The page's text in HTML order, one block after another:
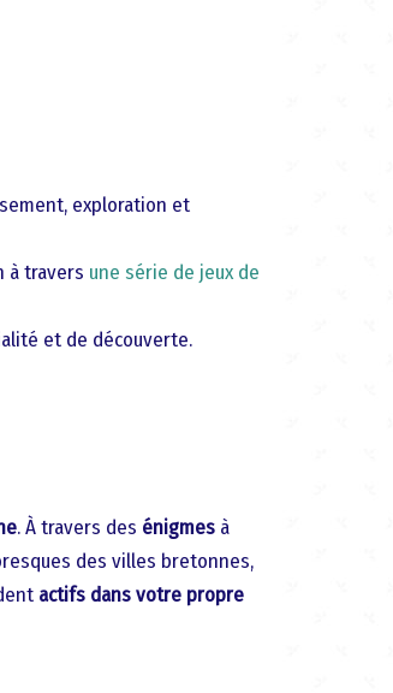
exploration et
à travers une série de jeux de
et de découverte.
. À travers des énigmes à
des villes bretonnes,
actifs dans votre propre